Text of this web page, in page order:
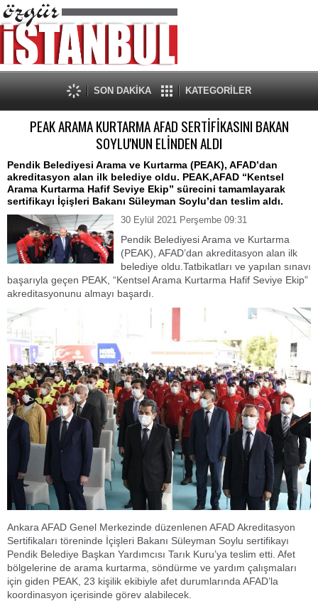
SON DAKİKA KATEGORİLER
PEAK ARAMA KURTARMA AFAD SERTİFİKASINI BAKAN
SOYLU'NUN ELİNDEN ALDI
Pendik Belediyesi Arama ve Kurtarma (PEAK), AFAD’dan
akreditasyon alan ilk belediye oldu. PEAK,AFAD “Kentsel
Arama Kurtarma Hafif Seviye Ekip” sürecini tamamlayarak
sertifikayı İçişleri Bakanı Süleyman Soylu’dan teslim aldı.
30 Eylül 2021 Perşembe 09:31
Pendik Belediyesi Arama ve Kurtarma
(PEAK), AFAD’dan akreditasyon alan ilk
belediye oldu.Tatbikatları ve yapılan sınavı
başarıyla geçen PEAK, “Kentsel Arama Kurtarma Hafif Seviye Ekip”
akreditasyonunu almayı başardı.
Ankara AFAD Genel Merkezinde düzenlenen AFAD Akreditasyon
Sertifikaları töreninde İçişleri Bakanı Süleyman Soylu sertifikayı
Pendik Belediye Başkan Yardımcısı Tarık Kuru’ya teslim etti. Afet
bölgelerine de arama kurtarma, söndürme ve yardım çalışmaları
için giden PEAK, 23 kişilik ekibiyle afet durumlarında AFAD’la
koordinasyon içerisinde görev alabilecek.